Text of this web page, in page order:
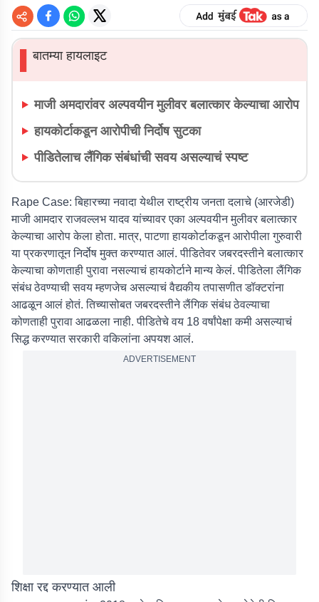
▌बातम्या हायलाइट
माजी अमदारांवर अल्पवयीन मुलीवर बलात्कार केल्याचा आरोप
हायकोर्टाकडून आरोपीची निर्दोष सुटका
पीडितेलाच लैंगिक संबंधांची सवय असल्याचं स्पष्ट
Rape Case: बिहारच्या नवादा येथील राष्ट्रीय जनता दलाचे (आरजेडी)
माजी आमदार राजवल्लभ यादव यांच्यावर एका अल्पवयीन मुलीवर बलात्कार
केल्याचा आरोप केला होता. मात्र, पाटणा हायकोर्टाकडून आरोपीला गुरुवारी
या प्रकरणातून निर्दोष मुक्त करण्यात आलं. पीडितेवर जबरदस्तीने बलात्कार
केल्याचा कोणताही पुरावा नसल्याचं हायकोर्टाने मान्य केलं. पीडितेला लैंगिक
संबंध ठेवण्याची सवय म्हणजेच असल्याचं वैद्यकीय तपासणीत डॉक्टरांना
आढळून आलं होतं. तिच्यासोबत जबरदस्तीने लैंगिक संबंध ठेवल्याचा
कोणताही पुरावा आढळला नाही. पीडितेचे वय 18 वर्षांपेक्षा कमी असल्याचं
सिद्ध करण्यात सरकारी वकिलांना अपयश आलं.
ADVERTISEMENT
शिक्षा रद्द करण्यात आली